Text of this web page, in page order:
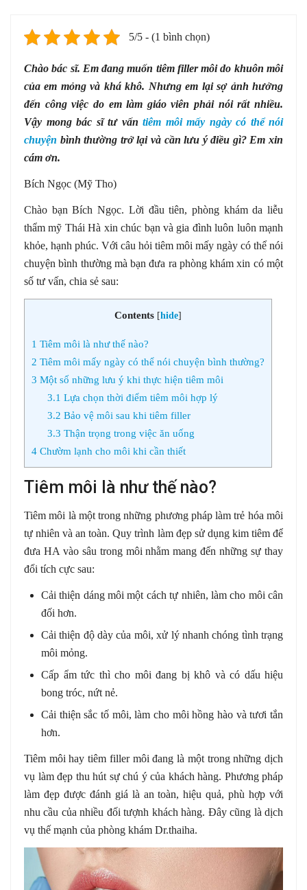
5/5 - (1 bình chọn)
Chào bác sĩ. Em đang muốn tiêm filler môi do khuôn môi
của em mỏng và khá khô. Nhưng em lại sợ ảnh hưởng
đến công việc do em làm giáo viên phải nói rất nhiều.
Vậy mong bác sĩ tư vấn tiêm môi mấy ngày có thể nói
chuyện bình thường trở lại và cần lưu ý điều gì? Em xin
cám ơn.
Bích Ngọc (Mỹ Tho)
Chào bạn Bích Ngọc. Lời đầu tiên, phòng khám da liễu
thẩm mỹ Thái Hà xin chúc bạn và gia đình luôn luôn mạnh
khỏe, hạnh phúc. Với câu hỏi tiêm môi mấy ngày có thể nói
chuyện bình thường mà bạn đưa ra phòng khám xin có một
số tư vấn, chia sẻ sau:
Contents [hide]
1 Tiêm môi là như thế nào?
2 Tiêm môi mấy ngày có thể nói chuyện bình thường?
3 Một số những lưu ý khi thực hiện tiêm môi
3.1 Lựa chọn thời điểm tiêm môi hợp lý
3.2 Bảo vệ môi sau khi tiêm filler
3.3 Thận trọng trong việc ăn uống
4 Chườm lạnh cho môi khi cần thiết
Tiêm môi là như thế nào?
Tiêm môi là một trong những phương pháp làm trẻ hóa môi
tự nhiên và an toàn. Quy trình làm đẹp sử dụng kim tiêm để
đưa HA vào sâu trong môi nhằm mang đến những sự thay
đổi tích cực sau:
Cải thiện dáng môi một cách tự nhiên, làm cho môi cân
đối hơn.
Cải thiện độ dày của môi, xử lý nhanh chóng tình trạng
môi mỏng.
Cấp ẩm tức thì cho môi đang bị khô và có dấu hiệu
bong tróc, nứt nẻ.
Cải thiện sắc tố môi, làm cho môi hồng hào và tươi tắn
hơn.
Tiêm môi hay tiêm filler môi đang là một trong những dịch
vụ làm đẹp thu hút sự chú ý của khách hàng. Phương pháp
làm đẹp được đánh giá là an toàn, hiệu quả, phù hợp với
nhu cầu của nhiều đối tượnh khách hàng. Đây cũng là dịch
vụ thế mạnh của phòng khám Dr.thaiha.